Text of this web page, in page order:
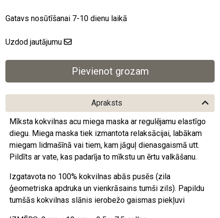
Gatavs nosūtīšanai 7-10 dienu laikā
Uzdod jautājumu
Apraksts
Mīksta kokvilnas acu miega maska ar regulējamu elastīgo
diegu. Miega maska tiek izmantota relaksācijai, labākam
miegam lidmašīnā vai tiem, kam jāguļ dienasgaismā utt.
Pildīts ar vate, kas padarīja to mīkstu un ērtu valkāšanu.
Izgatavota no 100% kokvilnas abās pusēs (zila
ģeometriska apdruka un vienkrāsains tumši zils). Papildu
tumšās kokvilnas slānis ierobežo gaismas piekļuvi